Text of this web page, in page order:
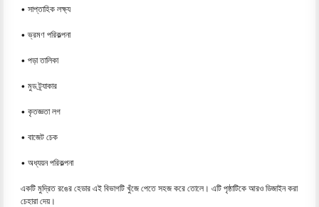
• সাপ্তাহিক লক্ষ্য
• ভ্রমণ পরিকল্পনা
• পড়া তালিকা
• মুড ট্র্যাকার
• কৃতজ্ঞতা লগ
• বাজেট চেক
• অধ্যয়ন পরিকল্পনা
একটি মুদ্রিত রঙের হেডার এই বিভাগটি খুঁজে পেতে সহজ করে তোলে। এটি পৃষ্ঠাটিকে আরও ডিজাইন করা
চেহারা দেয়।